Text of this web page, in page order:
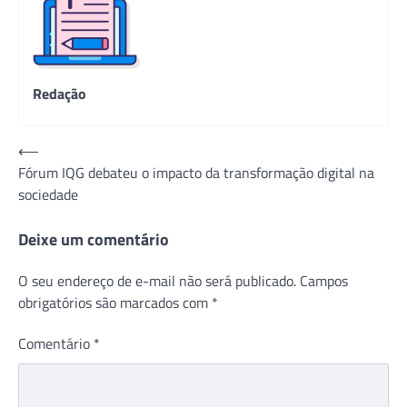
Redação
Navegação
de
Post
⟵
Fórum IQG debateu o impacto da transformação digital na
sociedade
Deixe um comentário
O seu endereço de e-mail não será publicado. Campos
obrigatórios são marcados com *
Comentário *